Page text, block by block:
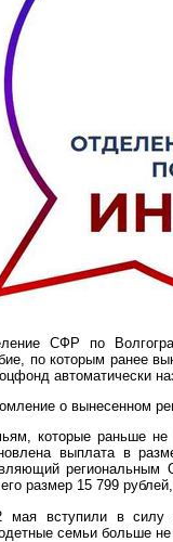
СФР по
по которым ранее
автоматически
о вынесенном
которые раньше не
выплата в
размер 15 799
вступили в силу
семьи больше